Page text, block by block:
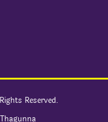
Reserved.